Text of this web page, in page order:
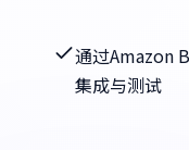
通过Amazon
集成与测试